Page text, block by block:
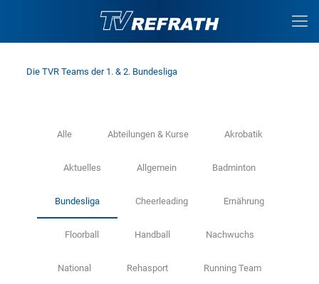
Die TVR Teams der 1. & 2. Bundesliga
Alle Abteilungen & Kurse Akrobatik
Aktuelles Allgemein Badminton
Bundesliga Cheerleading Ernährung
Floorball Handball Nachwuchs
National Rehasport Running Team